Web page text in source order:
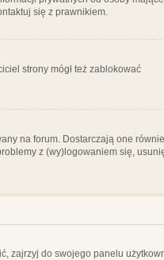
się z prawnikiem.
strony mógł też zablokować
na forum. Dostarczają one
z (wy)logowaniem się,
zajrzyj do swojego panelu